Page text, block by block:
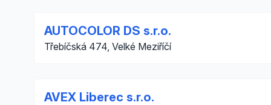
AUTOCOLOR DS s.r.o.
Třebíčská 474, Velké Meziříčí
AVEX Liberec s.r.o.